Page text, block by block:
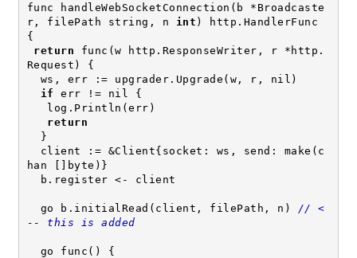
func handleWebSocketConnection(b *Broadcaste
r, filePath string, n int ) http.HandlerFunc
{
return func(w http.ResponseWriter, r *http.
Request) {
ws, err := upgrader.Upgrade(w, r, nil)
if err != nil {
log.Println(err)
return
}
client := &Client{socket: ws, send: make(c
han []byte)}
b.register <- client
go b.initialRead(client, filePath, n) // <
-- this is added
go func() {